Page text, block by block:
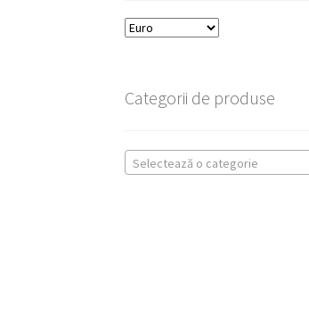
Categorii de produse
Selectează o categorie